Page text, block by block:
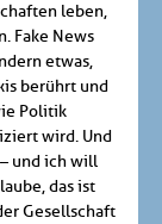
leben,
Fake News
etwas,
berührt und
Politik
wird. Und
und ich will
das ist
Gesellschaft